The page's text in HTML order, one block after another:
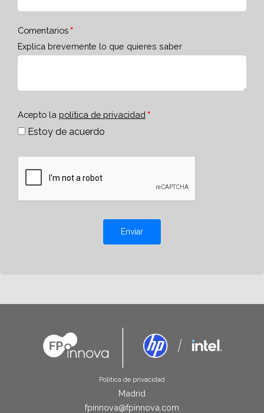
Comentarios
Explica brevemente lo que quieres saber
Acepto la política de privacidad
Estoy de acuerdo
Enviar
Política de privacidad
Madrid
fpinnova@fpinnova.com